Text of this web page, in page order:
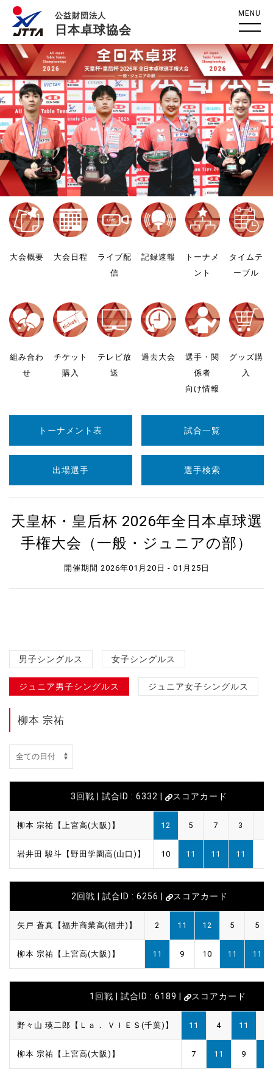
公益財団法人
日本卓球協会
MENU
大会概要 大会日程
ライブ配
信
記録速報
トーナメ
ント
タイムテ
ーブル
組み合わ
せ
チケット
購入
テレビ放
送
過去大会
選手・関
係者
向け情報
グッズ購
入
トーナメント表 試合一覧
出場選手 選手検索
天皇杯・皇后杯 2026年全日本卓球選
手権大会（一般・ジュニアの部）
開催期間 2026年01月20日 - 01月25日
男子シングルス 女子シングルス
ジュニア男子シングルス ジュニア女子シングルス
柳本 宗祐
3回戦 | 試合ID : 6332 | スコアカード
柳本 宗祐【上宮高(大阪)】 12 5 7 3
岩井田 駿斗【野田学園高(山口)】 10 11 11 11
2回戦 | 試合ID : 6256 | スコアカード
矢戸 蒼真【福井商業高(福井)】 2 11 12 5 5
柳本 宗祐【上宮高(大阪)】 11 9 10 11 11
1回戦 | 試合ID : 6189 | スコアカード
野々山 瑛二郎【Ｌａ． ＶＩＥＳ(千葉)】 11 4 11
柳本 宗祐【上宮高(大阪)】 7 11 9